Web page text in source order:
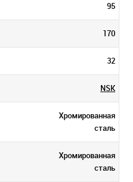
95
170
32
NSK
Хромированная
сталь
Хромированная
сталь